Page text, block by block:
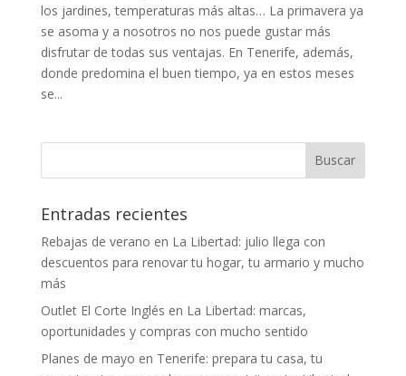
los jardines, temperaturas más altas… La primavera ya
se asoma y a nosotros no nos puede gustar más
disfrutar de todas sus ventajas. En Tenerife, además,
donde predomina el buen tiempo, ya en estos meses
se...
Entradas recientes
Rebajas de verano en La Libertad: julio llega con
descuentos para renovar tu hogar, tu armario y mucho
más
Outlet El Corte Inglés en La Libertad: marcas,
oportunidades y compras con mucho sentido
Planes de mayo en Tenerife: prepara tu casa, tu